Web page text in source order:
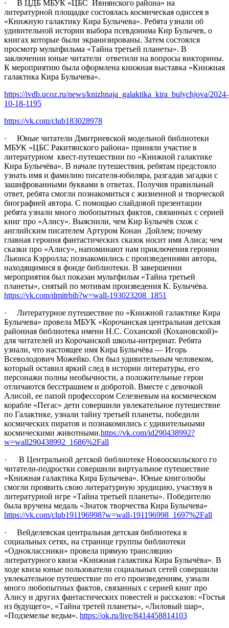
· В ЦДБ МБУК «ЦБС Ивнянского района» на
литературной площадке состоялась космическая одиссея в
«Книжную галактику Кира Булычева». Ребята узнали об
удивительной истории выбора псевдонима Кир Булычев, о
книгах которые были экранизированы. Затем состоялся
просмотр мультфильма «Тайна третьей планеты». В
заключении юные читатели ответили на вопросы викторины.
К мероприятию была оформлена книжная выставка «Книжная
галактика Кира Булычева».
https://ivdb.ucoz.ru/news/knizhnaja_galaktika_kira_bulychjova/2024-
10-18-1195
https://vk.com/club183028978
· Юные читатели Дмитриевской модельной библиотеки
МБУК «ЦБС Ракитянского района» приняли участие в
литературном квест-путешествии по «Книжной галактике
Кира Булычёва». В начале путешествия, ребятам предстояло
узнать имя и фамилию писателя-юбиляра, разгадав загадки с
зашифрованными буквами в ответах. Получив правильный
ответ, ребята смогли познакомиться с жизненной и творческой
биографией автора. С помощью слайдовой презентации
ребята узнали много любопытных фактов, связанных с серией
книг про «Алису». Выяснили, чем Кир Булычёв схож с
английским писателем Артуром Конан Дойлем; почему
главная героиня фантастических сказок носит имя Алиса; чем
сказки про «Алису», напоминают нам приключения героини
Льюиса Кэрролла; познакомились с произведениями автора,
находящимися в фонде библиотеки. В завершении
мероприятия был показан мультфильм «Тайна третьей
планеты», снятый по мотивам произведения К. Булычёва.
https://vk.com/dmitrbib?w=wall-193023208_1851
· Литературное путешествие по «Книжной галактике Кира
Булычева» провела МБУК «Корочанская центральная детская
районная библиотека имени Н.С. Соханской (Кохановской)»
для читателей из Корочанской школы-интрернат. Ребята
узнали, что настоящее имя Кира Булычёва — Игорь
Всеволодович Можейко. Он был удивительным человеком,
который оставил яркий след в истории литературы, его
персонажи полны необычности, а положительные герои
отличаются бесстрашием и добротой. Вместе с девочкой
Алисой, ее папой профессором Селезневым на космическом
корабле «Пегас» дети совершили увлекательное путешествие
по Галактике, узнали тайну третьей планеты, победили
космических пиратов и познакомились с удивительными
космическими животными.https://vk.com/id290438992?
w=wall290438992_1686%2Fall
· В Центральной детской библиотеке Новооскольского го
читатели-подростки совершили виртуальное путешествие
«Книжная галактика Кира Булычева». Юные книголюбы
смогли проявить свою литературную эрудицию, участвуя в
литературной игре «Тайна третьей планеты». Победителю
была вручена медаль «Знаток творчества Кира Булычева»
https://vk.com/club191196998?w=wall-191196998_1697%2Fall
· Вейделевская центральная детская библиотека в
социальных сетях, на странице группы библиотеки
«Одноклассники» провела прямую трансляцию
литературного квиза «Книжная галактика Кира Булычёва». В
ходе квиза юные пользователи социальных сетей совершили
увлекательное путешествие по его произведениям, узнали
много любопытных фактов, связанных с серией книг про
Алису и других фантастических повестей и рассказов: «Гостья
из будущего», «Тайна третей планеты», «Лиловый шар»,
«Подземелье ведьм». https://ok.ru/live/8414458814103